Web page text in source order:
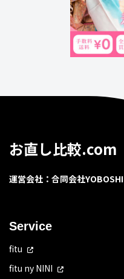
お直し比較.com
運営会社：合同会社YOBOSHI
Service
fitu
fitu ny NINI